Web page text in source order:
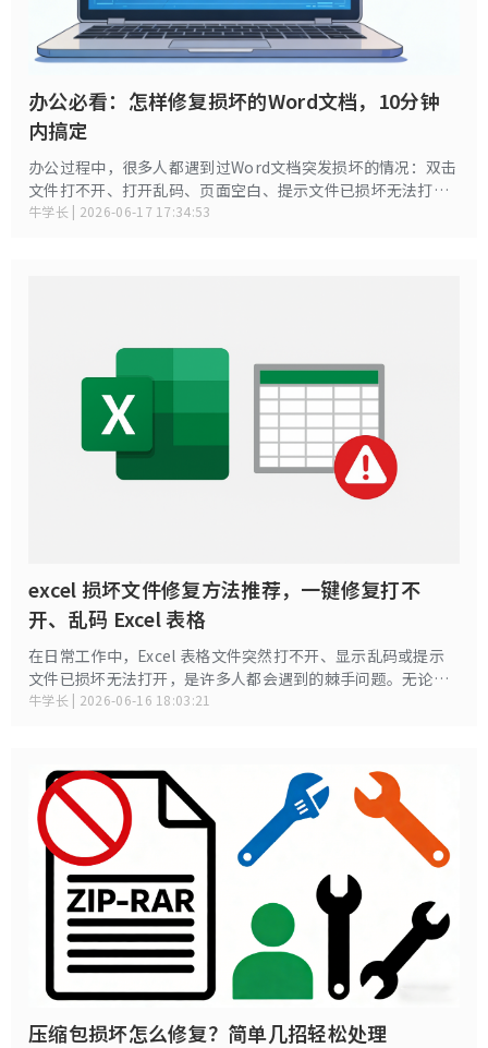
办公必看：怎样修复损坏的Word文档，10分钟
内搞定
办公过程中，很多人都遇到过Word文档突发损坏的情况：双击
文件打不开、打开乱码、页面空白、提示文件已损坏无法打开
\内容格式错误，甚至编辑到一半因断电、闪退导致文档报废。
牛学长 | 2026-06-17 17:34:53
excel 损坏文件修复方法推荐，一键修复打不
开、乱码 Excel 表格
在日常工作中，Excel 表格文件突然打不开、显示乱码或提示
文件已损坏无法打开，是许多人都会遇到的棘手问题。无论是
因为突然断电、系统崩溃、病毒攻击，还是存储介质故障，当
牛学长 | 2026-06-16 18:03:21
压缩包损坏怎么修复？简单几招轻松处理